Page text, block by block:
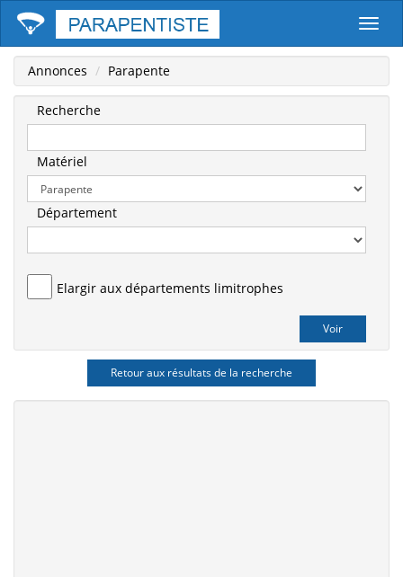
Annonces Parapente
Recherche
Matériel
Département
Elargir aux départements limitrophes
Retour aux résultats de la recherche